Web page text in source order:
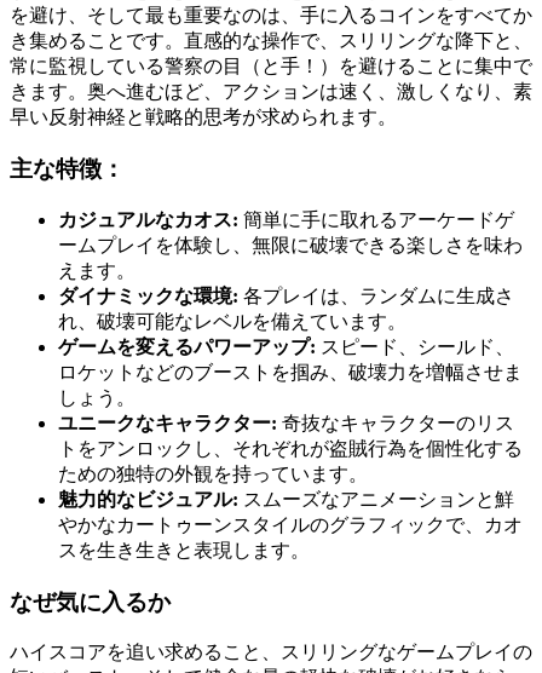
を避け、そして最も重要なのは、手に入るコインをすべてか
き集めることです。直感的な操作で、スリリングな降下と、
常に監視している警察の目（と手！）を避けることに集中で
きます。奥へ進むほど、アクションは速く、激しくなり、素
早い反射神経と戦略的思考が求められます。
主な特徴：
カジュアルなカオス: 簡単に手に取れるアーケードゲ
ームプレイを体験し、無限に破壊できる楽しさを味わ
えます。
ダイナミックな環境: 各プレイは、ランダムに生成さ
れ、破壊可能なレベルを備えています。
ゲームを変えるパワーアップ: スピード、シールド、
ロケットなどのブーストを掴み、破壊力を増幅させま
しょう。
ユニークなキャラクター: 奇抜なキャラクターのリス
トをアンロックし、それぞれが盗賊行為を個性化する
ための独特の外観を持っています。
魅力的なビジュアル: スムーズなアニメーションと鮮
やかなカートゥーンスタイルのグラフィックで、カオ
スを生き生きと表現します。
なぜ気に入るか
ハイスコアを追い求めること、スリリングなゲームプレイの